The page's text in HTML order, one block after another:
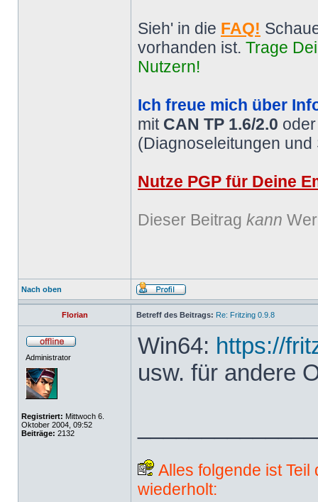
Sieh' in die FAQ!
vorhanden ist. Trage
Nutzern!
Ich freue mich über
mit CAN TP 1.6/2.0
(Diagnoseleitungen
Nutze PGP für Deine
Dieser Beitrag kann
Nach oben
Florian Betreff des Beitrags: Re: Fritzing 0.9.8
Administrator
Registriert: Mittwoch 6.
Oktober 2004, 09:52
Beiträge: 2132
Win64: https://
usw. für andere
Alles folgende ist
wiederholt: